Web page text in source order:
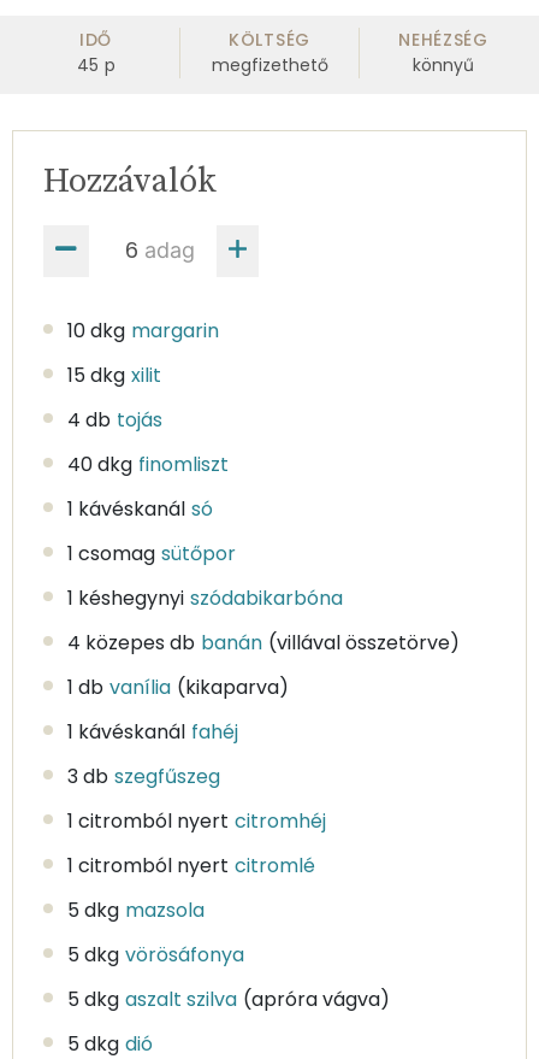
IDŐ
45 p
KÖLTSÉG
megfizethető
NEHÉZSÉG
könnyű
adag
Hozzávalók
10 dkg margarin
15 dkg xilit
4 db tojás
40 dkg finomliszt
1 kávéskanál só
1 csomag sütőpor
1 késhegynyi szódabikarbóna
4 közepes db banán (villával összetörve)
1 db vanília (kikaparva)
1 kávéskanál fahéj
3 db szegfűszeg
1 citromból nyert citromhéj
1 citromból nyert citromlé
5 dkg mazsola
5 dkg vörösáfonya
5 dkg aszalt szilva (apróra vágva)
5 dkg dió